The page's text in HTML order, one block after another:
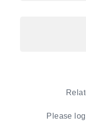
Please